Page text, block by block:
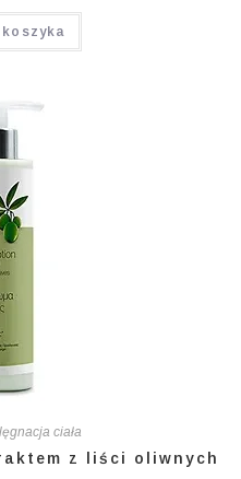
5
ciała
z liści oliwnych